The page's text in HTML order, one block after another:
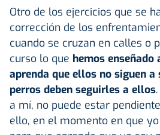
Otro de los ejercicios que se
corrección de los
cuando se cruzan en calles o
curso lo que hemos enseñado
aprenda que ellos no siguen a
perros deben seguirles a ellos
a mí, no puede estar
ello, en el momento en que